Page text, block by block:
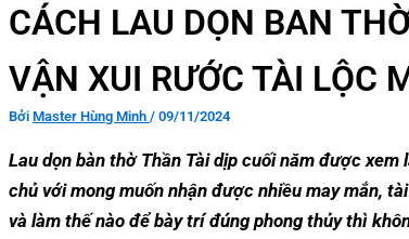
CÁCH LAU DỌN BAN
VẬN XUI RƯỚC TÀI LỘC
Bởi Master Hùng Minh / 09/11/2024
Lau dọn bàn thờ Thần Tài dịp cuối năm được
chủ với mong muốn nhận được nhiều may mắn,
và làm thế nào để bày trí đúng phong thủy thì